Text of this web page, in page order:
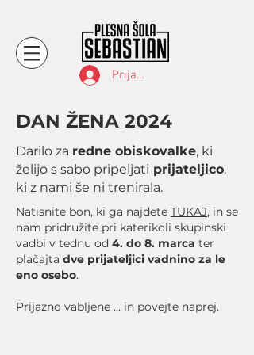
Prijava
DAN ŽENA 2024
Darilo za redne obiskovalke, ki
želijo s sabo pripeljati prijateljico,
ki z nami še ni trenirala.
Natisnite bon, ki ga najdete TUKAJ, in se
nam pridružite pri katerikoli skupinski
vadbi v tednu od 4. do 8. marca ter
plačajta dve prijateljici vadnino za le
eno osebo.
Prijazno vabljene ... in povejte naprej.